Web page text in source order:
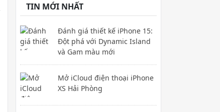
TIN MỚI NHẤT
Đánh giá thiết kế iPhone 15:
Đột phá với Dynamic Island
và Gam màu mới
Mở iCloud điện thoại iPhone
XS Hải Phòng